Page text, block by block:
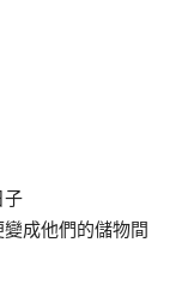
子
成他們的儲物間